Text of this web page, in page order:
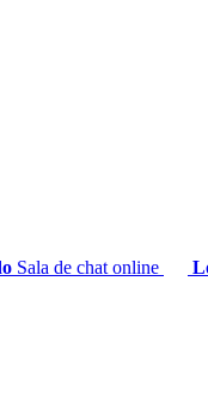
Sala de chat online